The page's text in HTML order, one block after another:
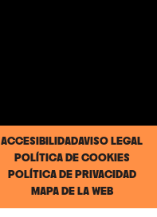
ACCESIBILIDADAVISO LEGAL
POLÍTICA DE COOKIES
POLÍTICA DE PRIVACIDAD
MAPA DE LA WEB